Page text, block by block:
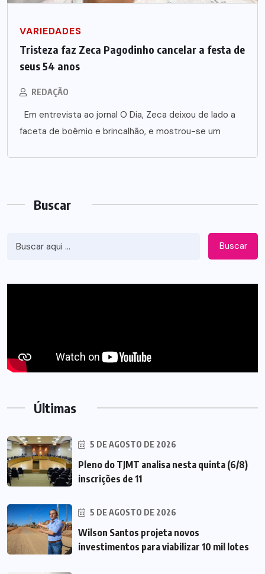
VARIEDADES
Tristeza faz Zeca Pagodinho cancelar a festa de
seus 54 anos
REDAÇÃO
Em entrevista ao jornal O Dia, Zeca deixou de lado a
faceta de boêmio e brincalhão, e mostrou-se um
Buscar
Buscar
Últimas
5 DE AGOSTO DE 2026
Pleno do TJMT analisa nesta quinta (6/8)
inscrições de 11
5 DE AGOSTO DE 2026
Wilson Santos projeta novos
investimentos para viabilizar 10 mil lotes